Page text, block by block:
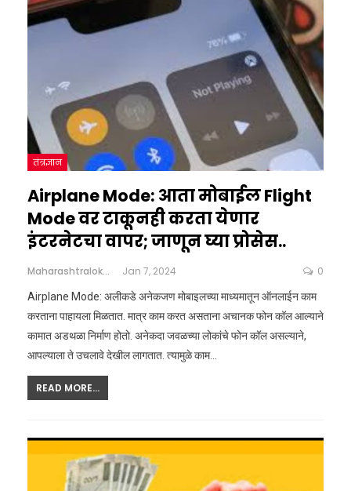
तंत्रज्ञान
Airplane Mode: आता मोबाईल Flight
Mode वर टाकूनही करता येणार
इंटरनेटचा वापर; जाणून घ्या प्रोसेस..
Maharashtralokshahi Jan 7, 2024 0
Airplane Mode: अलीकडे अनेकजण मोबाइलच्या माध्यमातून ऑनलाईन काम
करताना पाहायला मिळतात. मात्र काम करत असताना अचानक फोन कॉल आल्याने
कामात अडथळा निर्माण होतो. अनेकदा जवळच्या लोकांचे फोन कॉल असल्याने,
आपल्याला ते उचलावे देखील लागतात. त्यामुळे काम…
READ MORE...